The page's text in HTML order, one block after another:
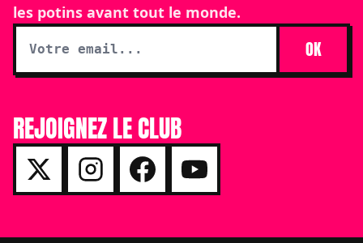
les potins avant tout le monde.
OK
REJOIGNEZ LE CLUB